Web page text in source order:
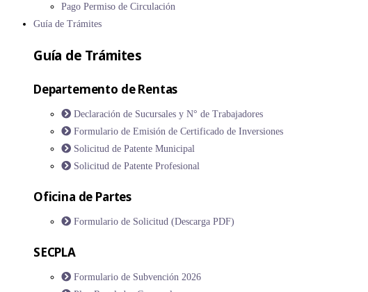
Pago Permiso de Circulación
Guía de Trámites
Guía de Trámites
Departemento de Rentas
Declaración de Sucursales y N° de Trabajadores
Formulario de Emisión de Certificado de Inversiones
Solicitud de Patente Municipal
Solicitud de Patente Profesional
Oficina de Partes
Formulario de Solicitud (Descarga PDF)
SECPLA
Formulario de Subvención 2026